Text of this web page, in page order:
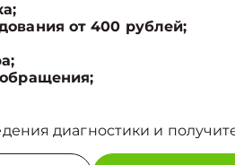
от 400 рублей;
диагностики и